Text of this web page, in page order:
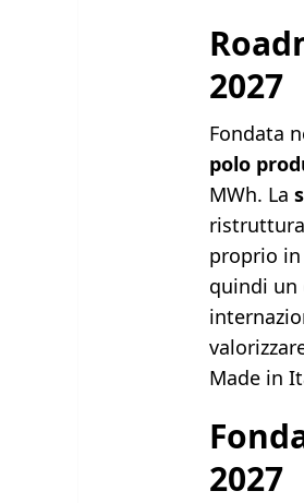
2027
Fondata
polo
MWh. La
proprio in
quindi un
Made in
2027